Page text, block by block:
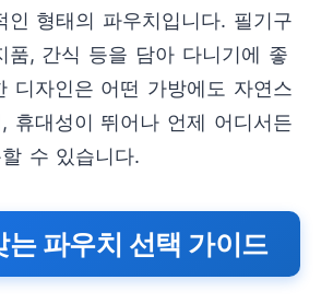
인 형태의 파우치입니다. 필기구
품, 간식 등을 담아 다니기에 좋
디자인은 어떤 가방에도 자연스
휴대성이 뛰어나 언제 어디서든
수 있습니다.
는 파우치 선택 가이드